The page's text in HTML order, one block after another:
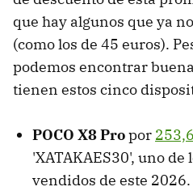
que hay algunos que ya
(como los de 45 euros).
podemos encontrar
tienen estos cinco
POCO X8 Propor
'XATAKAES30', uno de
vendidos de este 2026.